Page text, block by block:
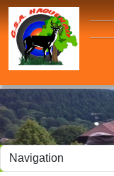
Panneau de gestion